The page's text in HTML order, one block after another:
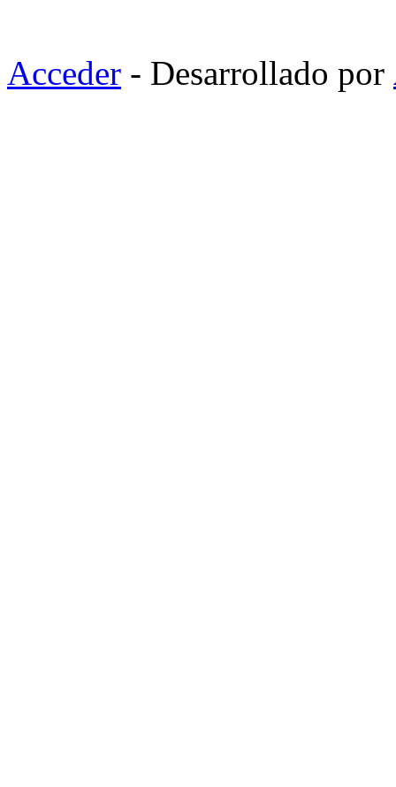
Acceder - Desarrollado por